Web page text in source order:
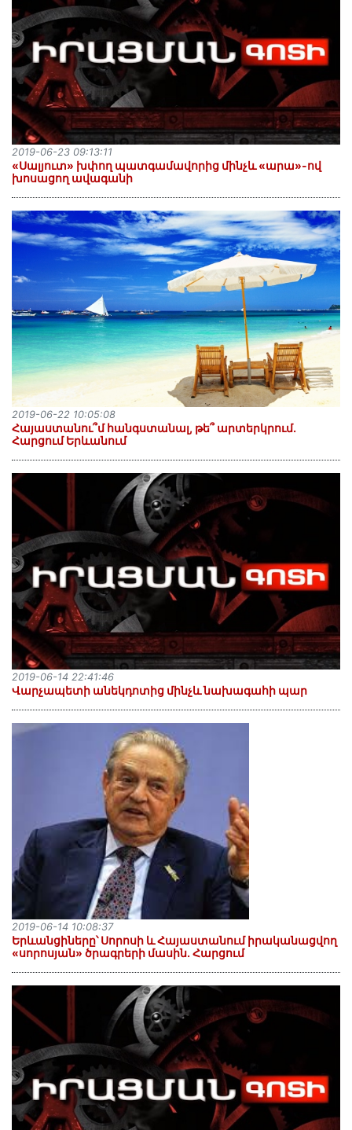
«Սալյուտ» խփող պատգամավորից մինչև «արա»-ով
խոսացող ավագանի
2019-06-23 09:13:11
Հայաստանու՞մ հանգստանալ, թե՞ արտերկրում.
Հարցում Երևանում
2019-06-22 10:05:08
Վարչապետի անեկդոտից մինչև նախագահի պար
2019-06-14 22:41:46
Երևանցիները՝ Սորոսի և Հայաստանում իրականացվող
«սորոսյան» ծրագրերի մասին. Հարցում
2019-06-14 10:08:37